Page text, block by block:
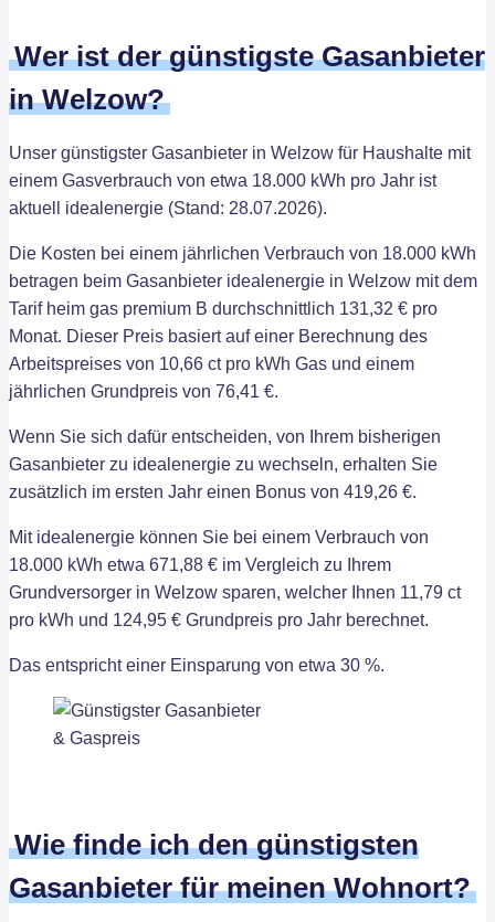
Wer ist der günstigste Gasanbieter
in Welzow?
Unser günstigster Gasanbieter in Welzow für Haushalte mit
einem Gasverbrauch von etwa 18.000 kWh pro Jahr ist
aktuell idealenergie (Stand: 28.07.2026).
Die Kosten bei einem jährlichen Verbrauch von 18.000 kWh
betragen beim Gasanbieter idealenergie in Welzow mit dem
Tarif heim gas premium B durchschnittlich 131,32 € pro
Monat. Dieser Preis basiert auf einer Berechnung des
Arbeitspreises von 10,66 ct pro kWh Gas und einem
jährlichen Grundpreis von 76,41 €.
Wenn Sie sich dafür entscheiden, von Ihrem bisherigen
Gasanbieter zu idealenergie zu wechseln, erhalten Sie
zusätzlich im ersten Jahr einen Bonus von 419,26 €.
Mit idealenergie können Sie bei einem Verbrauch von
18.000 kWh etwa 671,88 € im Vergleich zu Ihrem
Grundversorger in Welzow sparen, welcher Ihnen 11,79 ct
pro kWh und 124,95 € Grundpreis pro Jahr berechnet.
Das entspricht einer Einsparung von etwa 30 %.
Wie finde ich den günstigsten
Gasanbieter für meinen Wohnort?